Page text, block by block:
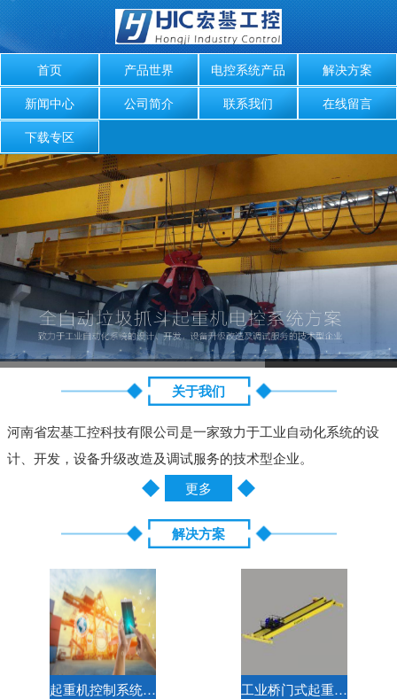
首页 产品世界 电控系统产品
解决方案
新闻中心
公司简介 联系我们
在线留言
下载专区
关于我们
河南省宏基工控科技有限公司是一家致力于工业自动化系统的设
计、开发，设备升级改造及调试服务的技术型企业。
更多
解决方案
起重机控制系统解决方案 工业桥门式起重机标准电气解决方案